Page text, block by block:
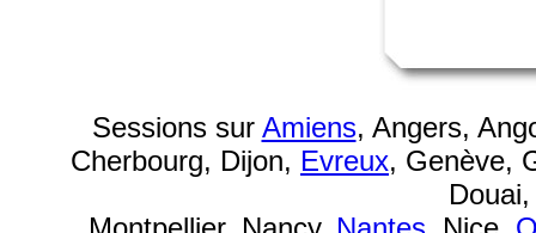
Sessions sur Amiens, Angers,
Cherbourg, Dijon, Evreux, Genève,